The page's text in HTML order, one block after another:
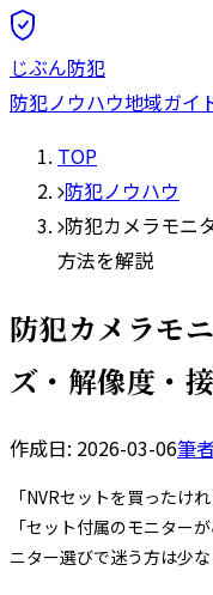
じぶん防犯
防犯ノウハウ地域ガイ
TOP
防犯ノウハウ
防犯カメラモニ
方法を解説
防犯カメラモ
ズ・解像度・
作成日: 2026-03-06筆
「NVRセットを買ったけ
「セット付属のモニタ
ニター選びで迷う方は少な